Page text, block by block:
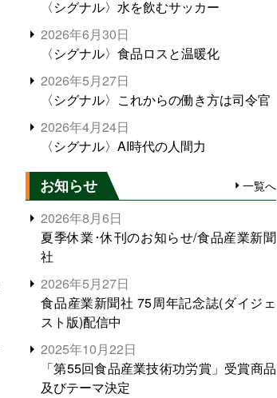
〈シグナル〉水を飲むサッカー
2026年6月30日
〈シグナル〉食品ロスと温暖化
2026年5月27日
〈シグナル〉これからの働き方は司令官
2026年4月24日
〈シグナル〉AI時代の人間力
お知らせ 一覧へ
2026年8月6日
夏季休業･休刊のお知らせ/食品産業新聞
社
2026年5月27日
食品産業新聞社 75周年記念誌(ダイジェ
スト版)配信中
2025年10月22日
「第55回食品産業技術功労賞」受賞商品
及びテーマ決定